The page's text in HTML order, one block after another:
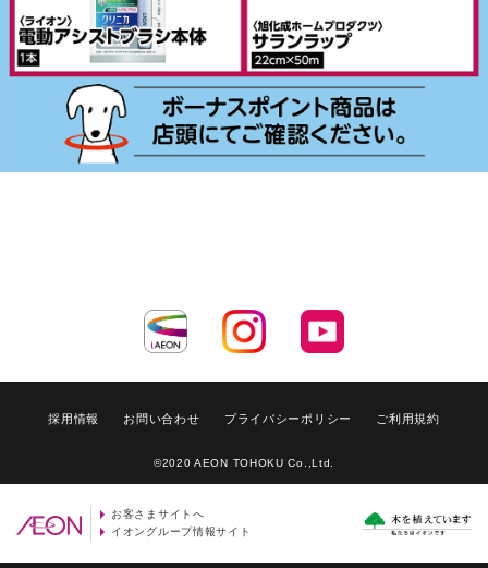
採用情報 お問い合わせ プライバシーポリシー ご利用規約
©2020 AEON TOHOKU Co.,Ltd.
お客さまサイトへ
イオングループ情報サイト